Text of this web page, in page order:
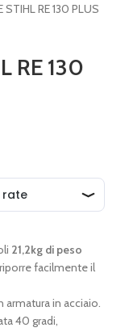
STIHL RE 130 PLUS
RE 130
21,2kg di peso
facilmente il
in acciaio.
40 gradi,